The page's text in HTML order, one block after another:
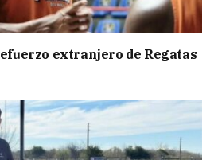
extranjero de Regatas